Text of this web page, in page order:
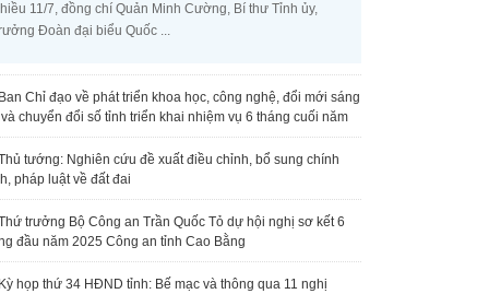
11/7, đồng chí Quản Minh Cường, Bí thư Tỉnh ủy,
Đoàn đại biểu Quốc ...
Chỉ đạo về phát triển khoa học, công nghệ, đổi mới sáng
chuyển đổi số tỉnh triển khai nhiệm vụ 6 tháng cuối năm
tướng: Nghiên cứu đề xuất điều chỉnh, bổ sung chính
pháp luật về đất đai
trưởng Bộ Công an Trần Quốc Tỏ dự hội nghị sơ kết 6
đầu năm 2025 Công an tỉnh Cao Bằng
họp thứ 34 HĐND tỉnh: Bế mạc và thông qua 11 nghị